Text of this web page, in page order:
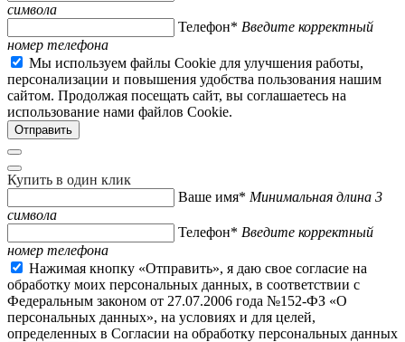
символа
Телефон* Введите корректный
номер телефона
Мы используем файлы Cookie для улучшения работы,
персонализации и повышения удобства пользования нашим
сайтом. Продолжая посещать сайт, вы соглашаетесь на
использование нами файлов Cookie.
Купить в один клик
Ваше имя* Минимальная длина 3
символа
Телефон* Введите корректный
номер телефона
Нажимая кнопку «Отправить», я даю свое согласие на
обработку моих персональных данных, в соответствии с
Федеральным законом от 27.07.2006 года №152-ФЗ «О
персональных данных», на условиях и для целей,
определенных в Согласии на обработку персональных данных